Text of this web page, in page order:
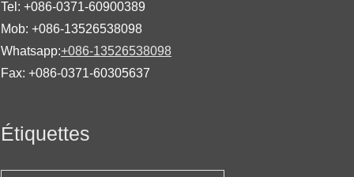
Tel: +086-0371-60900389
Mob: +086-13526538098
Whatsapp:+086-13526538098
Fax: +086-0371-60305637
Étiquettes